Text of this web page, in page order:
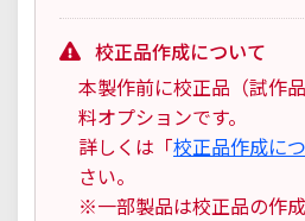
校正品作成について
本製作前に校正品（試作
料オプションです。
詳しくは「校正品作成に
さい。
※一部製品は校正品の作